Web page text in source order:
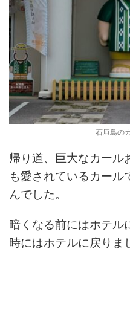
石垣島の
帰り道、巨大なカール
も愛されているカール
んでした。
暗くなる前にはホテル
時にはホテルに戻りま